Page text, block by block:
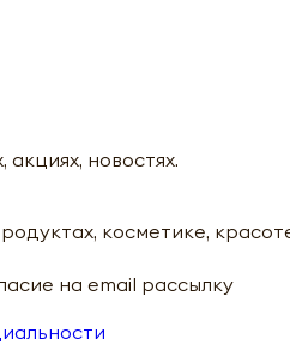
новостях.
косметике,
на email рассылку